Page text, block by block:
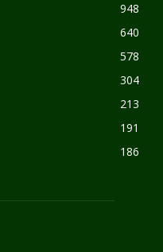
948
640
578
304
213
191
186